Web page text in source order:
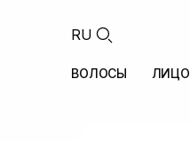
RU
ВОЛОСЫ ЛИЦО